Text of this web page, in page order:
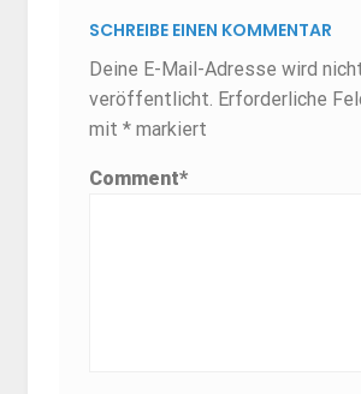
SCHREIBE EINEN KOMMENTAR
Deine E-Mail-Adresse wird
veröffentlicht. Erforderliche
mit* markiert
Comment*